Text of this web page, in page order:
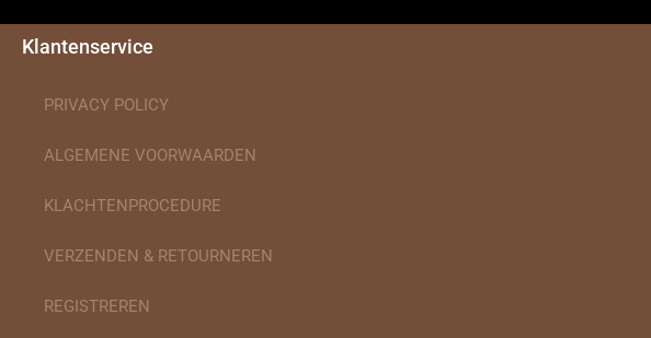
Klantenservice
PRIVACY POLICY
ALGEMENE VOORWAARDEN
KLACHTENPROCEDURE
VERZENDEN & RETOURNEREN
REGISTREREN